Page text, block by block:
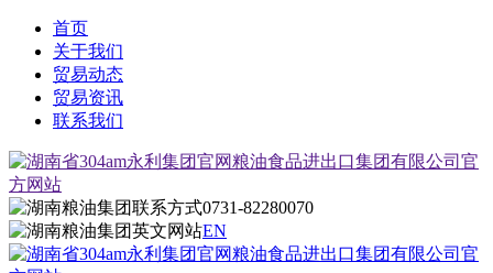
首页
关于我们
贸易动态
贸易资讯
联系我们
0731-82280070
EN